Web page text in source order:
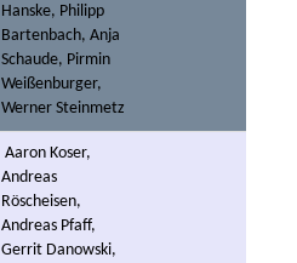
Hanske, Philipp
Bartenbach, Anja
Schaude, Pirmin
Weißenburger,
Werner Steinmetz
Aaron Koser,
Andreas
Röscheisen,
Andreas Pfaff,
Gerrit Danowski,